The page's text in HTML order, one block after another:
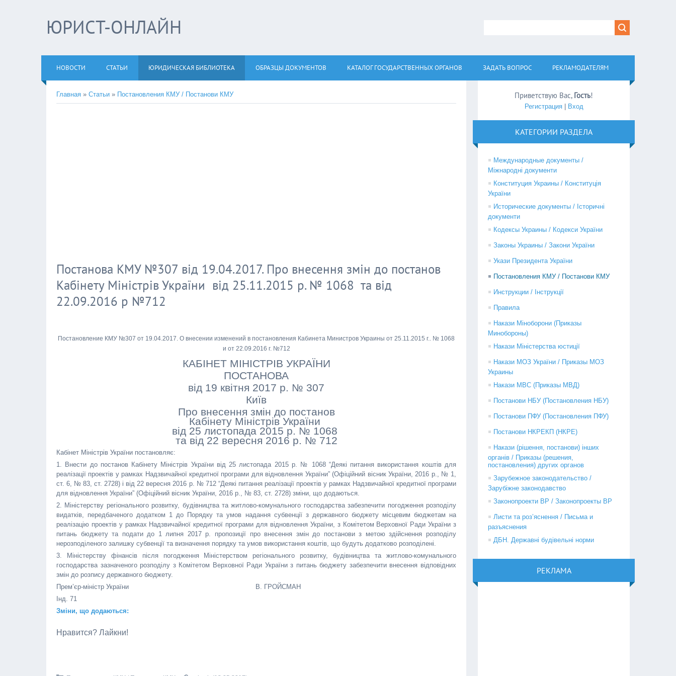
ЮРИСТ-ОНЛАЙН
НОВОСТИ СТАТЬИ ЮРИДИЧЕСКАЯ БИБЛИОТЕКА ОБРАЗЦЫ ДОКУМЕНТОВ КАТАЛОГ ГОСУДАРСТВЕННЫХ ОРГАНОВ ЗАДАТЬ ВОПРОС РЕКЛАМОДАТЕЛЯМ
Главная » Статьи » Постановления КМУ / Постанови КМУ
Постанова КМУ №307 від 19.04.2017. Про внесення змін до постанов
Кабінету Міністрів України від 25.11.2015 р. № 1068 та від
22.09.2016 р №712
Постановление КМУ №307 от 19.04.2017. О внесении изменений в постановления Кабинета Министров Украины от 25.11.2015 г.. № 1068
и от 22.09.2016 г. №712
КАБІНЕТ МІНІСТРІВ УКРАЇНИ
ПОСТАНОВА
від 19 квітня 2017 р. № 307
Київ
Про внесення змін до постанов
Кабінету Міністрів України
від 25 листопада 2015 р. № 1068
та від 22 вересня 2016 р. № 712
Кабінет Міністрів України постановляє:
1. Внести до постанов Кабінету Міністрів України від 25 листопада 2015 р. № 1068 “Деякі питання використання коштів для
реалізації проектів у рамках Надзвичайної кредитної програми для відновлення України” (Офіційний вісник України, 2016 р., № 1,
ст. 6, № 83, ст. 2728) і від 22 вересня 2016 р. № 712 “Деякі питання реалізації проектів у рамках Надзвичайної кредитної програми
для відновлення України” (Офіційний вісник України, 2016 р., № 83, ст. 2728) зміни, що додаються.
2. Міністерству регіонального розвитку, будівництва та житлово-комунального господарства забезпечити погодження розподілу
видатків, передбаченого додатком 1 до Порядку та умов надання субвенції з державного бюджету місцевим бюджетам на
реалізацію проектів у рамках Надзвичайної кредитної програми для відновлення України, з Комітетом Верховної Ради України з
питань бюджету та подати до 1 липня 2017 р. пропозиції про внесення змін до постанови з метою здійснення розподілу
нерозподіленого залишку субвенції та визначення порядку та умов використання коштів, що будуть додатково розподілені.
3. Міністерству фінансів після погодження Міністерством регіонального розвитку, будівництва та житлово-комунального
господарства зазначеного розподілу з Комітетом Верховної Ради України з питань бюджету забезпечити внесення відповідних
змін до розпису державного бюджету.
Прем’єр-міністр України В. ГРОЙСМАН
Інд. 71
Зміни, що додаються:
Нравится? Лайкни!
Приветствую Вас, Гость!
Регистрация| Вход
КАТЕГОРИИ РАЗДЕЛА
Международные документы /
Міжнародні документи
Конституция Украины / Конституція
України
Исторические документы / Історичні
документи
Кодексы Украины / Кодекси України
Законы Украины / Закони України
Укази Президента України
Постановления КМУ / Постанови КМУ
Инструкции / Інструкції
Правила
Накази Міноборони (Приказы
Минобороны)
Накази Міністерства юстиції
Накази МОЗ України / Приказы МОЗ
Украины
Накази МВС (Приказы МВД)
Постанови НБУ (Постановления НБУ)
Постанови ПФУ (Постановления ПФУ)
Постанови НКРЕКП (НКРЕ)
Накази (рішення, постанови) інших
органів / Приказы (решения,
постановления) других органов
Зарубежное законодательство /
Зарубіжне законодавство
Законопроекти ВР / Законопроекты ВР
Листи та роз’яснення / Письма и
разъяснения
ДБН. Державні будівельні норми
РЕКЛАМА